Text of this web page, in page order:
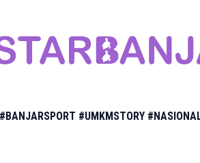
#BANJARSPORT #UMKMSTORY